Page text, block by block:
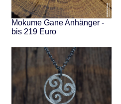
Mokume Gane Anhänger -
bis 219 Euro